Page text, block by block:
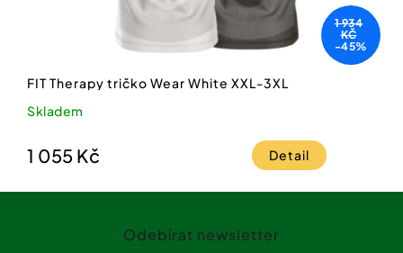
1 934
KČ
-45%
FIT Therapy tričko Wear White XXL-3XL
Skladem
1 055 Kč Detail
Odebírat newsletter